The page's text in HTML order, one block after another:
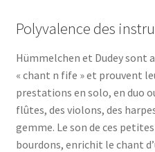
Polyvalence des
Hümmelchen et Dudey sont
« chant n fife » et prouvent
prestations en solo, en duo
flûtes, des violons, des
gemme. Le son de ces
bourdons, enrichit le chant